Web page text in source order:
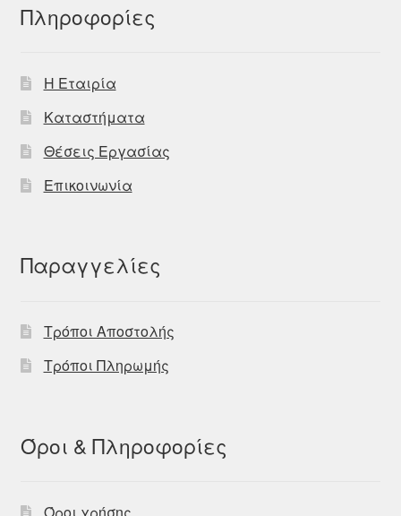
Πληροφορίες
Η Εταιρία
Καταστήματα
Θέσεις Εργασίας
Επικοινωνία
Παραγγελίες
Τρόποι Αποστολής
Τρόποι Πληρωμής
Όροι & Πληροφορίες